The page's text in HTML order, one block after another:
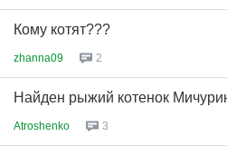
Кому котят???
zhanna09 2
Найден рыжий котенок
Atroshenko 3